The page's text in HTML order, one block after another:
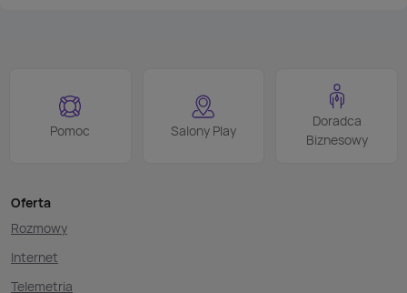
Pomoc Salony Play
Doradca
Biznesowy
Oferta
Rozmowy
Internet
Telemetria